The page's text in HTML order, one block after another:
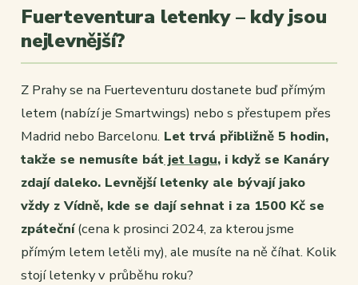
Fuerteventura letenky – kdy jsou
nejlevnější?
Z Prahy se na Fuerteventuru dostanete buď přímým
letem (nabízí je Smartwings) nebo s přestupem přes
Madrid nebo Barcelonu. Let trvá přibližně 5 hodin,
takže se nemusíte bát jet lagu, i když se Kanáry
zdají daleko. Levnější letenky ale bývají jako
vždy z Vídně, kde se dají sehnat i za 1500 Kč se
zpáteční(cena k prosinci 2024, za kterou jsme
přímým letem letěli my), ale musíte na ně číhat. Kolik
stojí letenky v průběhu roku?